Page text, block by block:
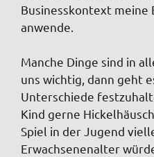
Businesskontext meine
anwende.
Manche Dinge sind in
uns wichtig, dann geht
Unterschiede
Kind gerne
Spiel in der Jugend
Erwachsenenalter